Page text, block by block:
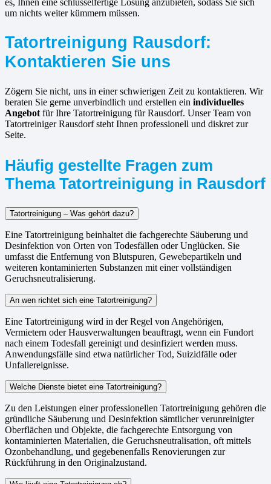
es, Ihnen eine schlüsselfertige Lösung anzubieten, sodass Sie sich
um nichts weiter kümmern müssen.
Tatortreinigung Rausdorf:
Kontaktieren Sie uns
Zögern Sie nicht, uns in einer schwierigen Zeit zu kontaktieren. Wir
beraten Sie gerne unverbindlich und erstellen ein individuelles
Angebot für Ihre Tatortreinigung für Rausdorf. Unser Team von
Tatortreiniger Rausdorf steht Ihnen professionell und diskret zur
Seite.
Häufig gestellte Fragen zum
Thema Tatortreinigung in Rausdorf
Tatortreinigung – Was gehört dazu?
Eine Tatortreinigung beinhaltet die fachgerechte Säuberung und
Desinfektion von Orten von Todesfällen oder Unglücken. Sie
umfasst die Entfernung von Blutspuren, Gewebepartikeln und
weiteren kontaminierten Substanzen mit einer vollständigen
Geruchsneutralisierung.
An wen richtet sich eine Tatortreinigung?
Eine Tatortreinigung wird in der Regel von Angehörigen,
Vermietern oder Hausverwaltungen beauftragt, wenn ein Fundort
nach einem Todesfall gereinigt und desinfiziert werden muss.
Anwendungsfälle sind etwa natürlicher Tod, Suizidfälle oder
Unfallereignisse.
Welche Dienste bietet eine Tatortreinigung?
Zu den Leistungen einer professionellen Tatortreinigung gehören die
gründliche Säuberung und Desinfektion sämtlicher verunreinigter
Oberflächen und Objekte, die fachgerechte Entsorgung von
kontaminierten Materialien, die Geruchsneutralisation, oft mittels
Ozonbehandlung, und gegebenenfalls Renovierungen zur
Rückführung in den Originalzustand.